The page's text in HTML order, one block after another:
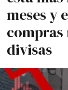
meses y
divisas